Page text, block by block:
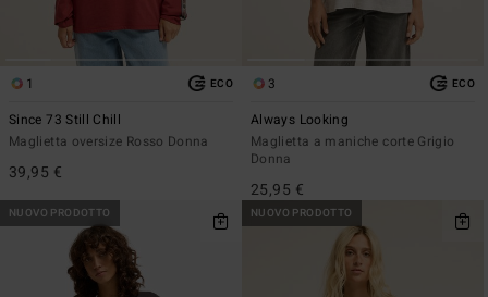
1 ECO
Since 73 Still Chill
Maglietta oversize Rosso Donna
39,95 €
3 ECO
Always Looking
Maglietta a maniche corte Grigio
Donna
25,95 €
NUOVO PRODOTTO NUOVO PRODOTTO